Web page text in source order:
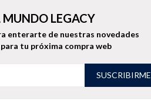
LEGACY
enterarte de nuestras novedades
tu próxima compra web
SUSCRIBIRME